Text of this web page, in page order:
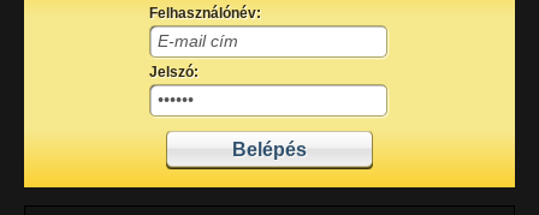
Felhasználónév:
Jelszó: